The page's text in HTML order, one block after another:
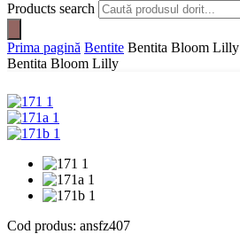
Products search
Prima pagină Bentite Bentita Bloom Lilly
Bentita Bloom Lilly
Cod produs: ansfz407